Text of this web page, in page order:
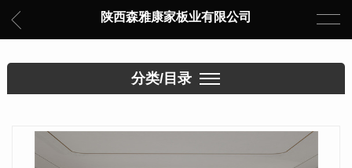
陕西森雅康家板业有限公司
分类/目录